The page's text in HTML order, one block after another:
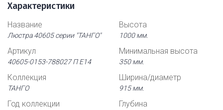
Характеристики
Название
Люстра 40605 серии "ТАНГО"
Артикул
40605-0153-788027 П Е14
Коллекция
ТАНГО
Год коллекции
Высота
1000 мм.
Минимальная высота
350 мм.
Ширина/диаметр
915 мм.
Глубина